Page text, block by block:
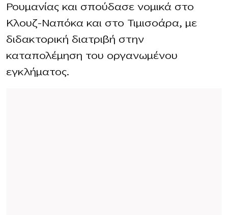
Ρουμανίας και σπούδασε νομικά στο
Κλουζ-Ναπόκα και στο Τιμισοάρα, με
διδακτορική διατριβή στην
καταπολέμηση του οργανωμένου
εγκλήματος.